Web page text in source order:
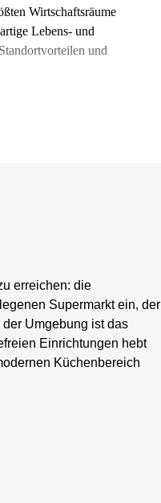
Wirtschaftsräume
Lebens- und
und
erreichen: die
Supermarkt ein, der
Umgebung ist das
Einrichtungen hebt
Küchenbereich